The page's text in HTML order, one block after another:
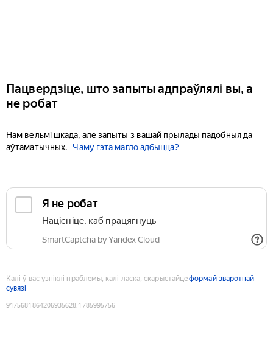
Пацвердзіце, што запыты адпраўлялі вы, а
не робат
Нам вельмі шкада, але запыты з вашай прылады падобныя да
аўтаматычных.
Чаму гэта магло адбыцца?
Я не робат
Націсніце, каб працягнуць
SmartCaptcha by Yandex Cloud
Калі ў вас узніклі праблемы, калі ласка, скарыстайцеформай зваротнай
сувязі
9175681864206935628:1785995756